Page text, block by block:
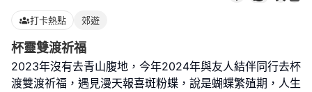
打卡熱點 郊遊
杯靈雙渡祈福
2023年沒有去青山腹地，今年2024年與友人結伴同行去杯
渡雙渡祈福，遇見漫天報喜斑粉蝶，說是蝴蝶繁殖期，人生